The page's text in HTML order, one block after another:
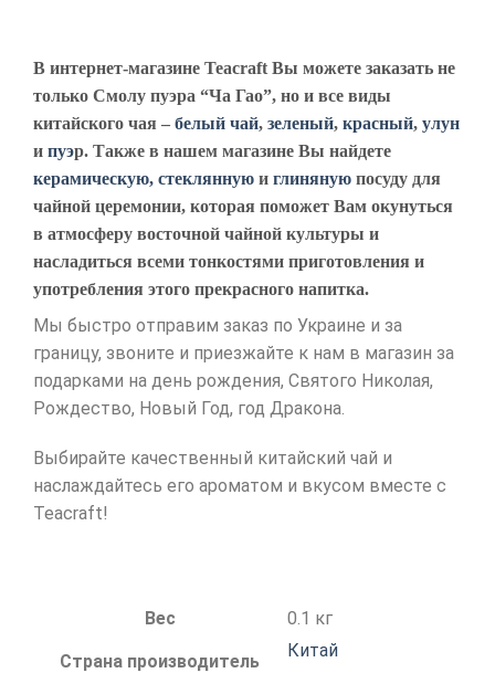
В интернет-магазине Teacraft Вы можете заказать не
только Смолу пуэра “Ча Гао”, но и все виды
китайского чая – белый чай, зеленый, красный, улун
и пуэр. Также в нашем магазине Вы найдете
керамическую, стеклянную и глиняную посуду для
чайной церемонии, которая поможет Вам окунуться
в атмосферу восточной чайной культуры и
насладиться всеми тонкостями приготовления и
употребления этого прекрасного напитка.
Мы быстро отправим заказ по Украине и за
границу, звоните и приезжайте к нам в магазин за
подарками на день рождения, Святого Николая,
Рождество, Новый Год, год Дракона.
Выбирайте качественный китайский чай и
наслаждайтесь его ароматом и вкусом вместе с
Teacraft!
Вес 0.1 кг
Страна производитель
Китай